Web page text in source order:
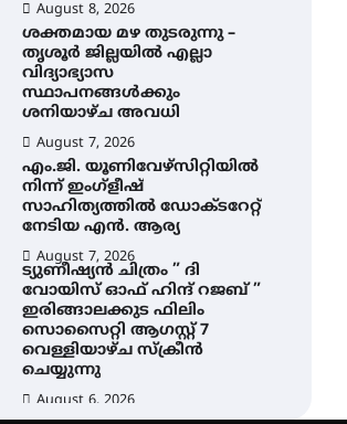
August 8, 2026
ശക്തമായ മഴ തുടരുന്നു –
തൃശൂർ ജില്ലയിൽ എല്ലാ
വിദ്യാഭ്യാസ
സ്ഥാപനങ്ങൾക്കും
ശനിയാഴ്ച അവധി
August 7, 2026
എം.ജി. യൂണിവേഴ്‌സിറ്റിയിൽ
നിന്ന് ഇംഗ്ളീഷ്
സാഹിത്യത്തിൽ ഡോക്ടറേറ്റ്
നേടിയ എൻ. ആര്യ
August 7, 2026
ട്യുണീഷ്യൻ ചിത്രം ” ദി
വോയിസ് ഓഫ് ഹിന്ദ് റജബ് ”
ഇരിങ്ങാലക്കുട ഫിലിം
സൊസൈറ്റി ആഗസ്റ്റ് 7
വെള്ളിയാഴ്ച സ്‌ക്രീൻ
ചെയ്യുന്നു
August 6, 2026